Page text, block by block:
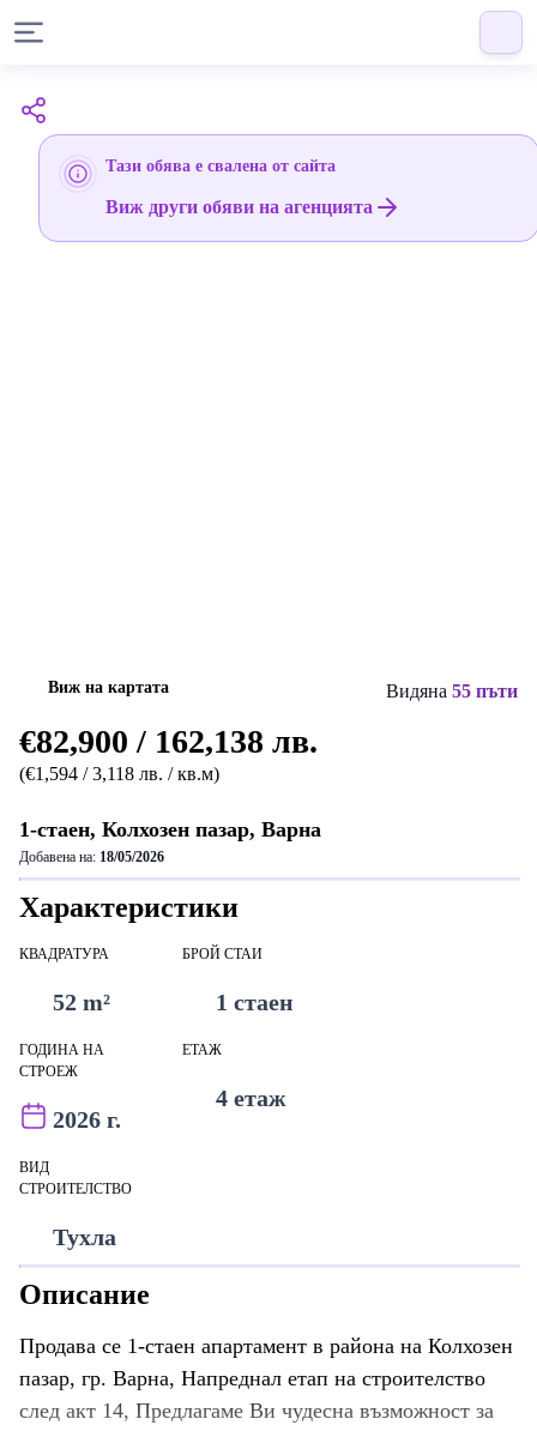
Тази обява е свалена от сайта
Виж други обяви на агенцията
Виж на картата Видяна 55 пъти
€82,900 / 162,138 лв.
(€1,594 / 3,118 лв. / кв.м)
1-стаен, Колхозен пазар, Варна
Добавена на: 18/05/2026
Характеристики
КВАДРАТУРА
52 m²
БРОЙ СТАИ
1 стаен
ГОДИНА НА
СТРОЕЖ
2026 г.
ЕТАЖ
4 етаж
ВИД
СТРОИТЕЛСТВО
Тухла
Описание
Продава се 1-стаен апартамент в района на Колхозен
пазар, гр. Варна, Напреднал етап на строителство
след акт 14, Предлагаме Ви чудесна възможност за